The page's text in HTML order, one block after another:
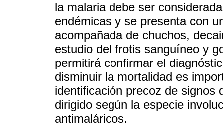
la malaria debe ser
endémicas y se presenta con
acompañada de chuchos,
estudio del frotis sanguíneo y
permitirá confirmar el
disminuir la mortalidad es
identificación precoz de signos
dirigido según la especie
antimaláricos.